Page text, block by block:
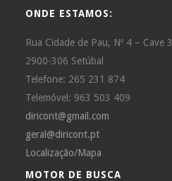
ONDE ESTAMOS:
Rua Cidade de Pau, Nº 4 – Cave 3
2900-306 Setúbal
Telefone: 265 231 874
Telemóvel: 963 503 409
diricont@gmail.com
geral@diricont.pt
Localização/Mapa
MOTOR DE BUSCA